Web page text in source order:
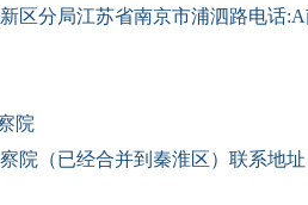
区分局江苏省南京市浦泗路电话
院
院（已经合并到秦淮区）联系地